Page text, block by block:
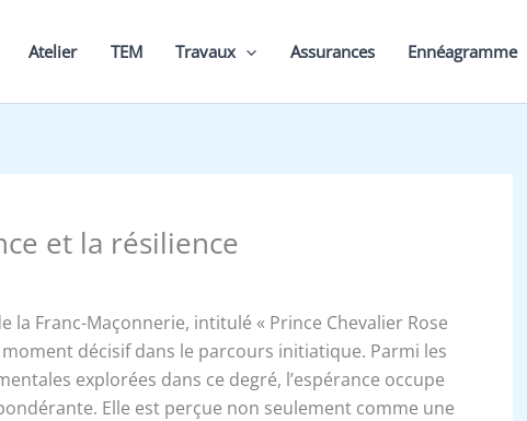
Atelier TEM Travaux Assurances Ennéagramme
et la résilience
la Franc-Maçonnerie, intitulé « Prince Chevalier Rose
moment décisif dans le parcours initiatique. Parmi les
explorées dans ce degré, l’espérance occupe
Elle est perçue non seulement comme une